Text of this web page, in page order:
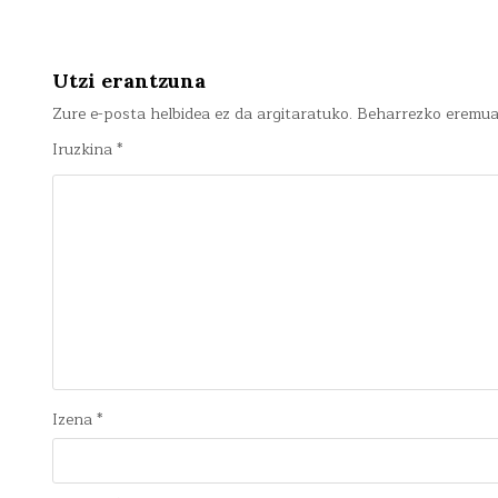
Utzi erantzuna
Zure e-posta helbidea ez da argitaratuko. Beharrezko
Iruzkina*
Izena*